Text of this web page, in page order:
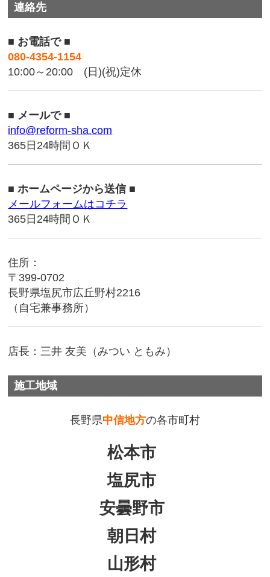
連絡先
■ お電話で ■
080-4354-1154
10:00～20:00 (日)(祝)定休
■ メールで ■
info@reform-sha.com
365日24時間ＯＫ
■ ホームページから送信 ■
メールフォームはコチラ
365日24時間ＯＫ
住所：
〒399-0702
長野県塩尻市広丘野村2216
（自宅兼事務所）
店長：三井 友美（みつい ともみ）
施工地域
長野県中信地方の各市町村
松本市
塩尻市
安曇野市
朝日村
山形村